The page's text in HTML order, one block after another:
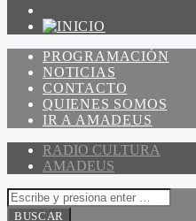
PROGRAMACIÓN
NOTICIAS
CONTACTO
QUIENES SOMOS
IR A AMADEUS
RADIO CULTURA
AMADEUS